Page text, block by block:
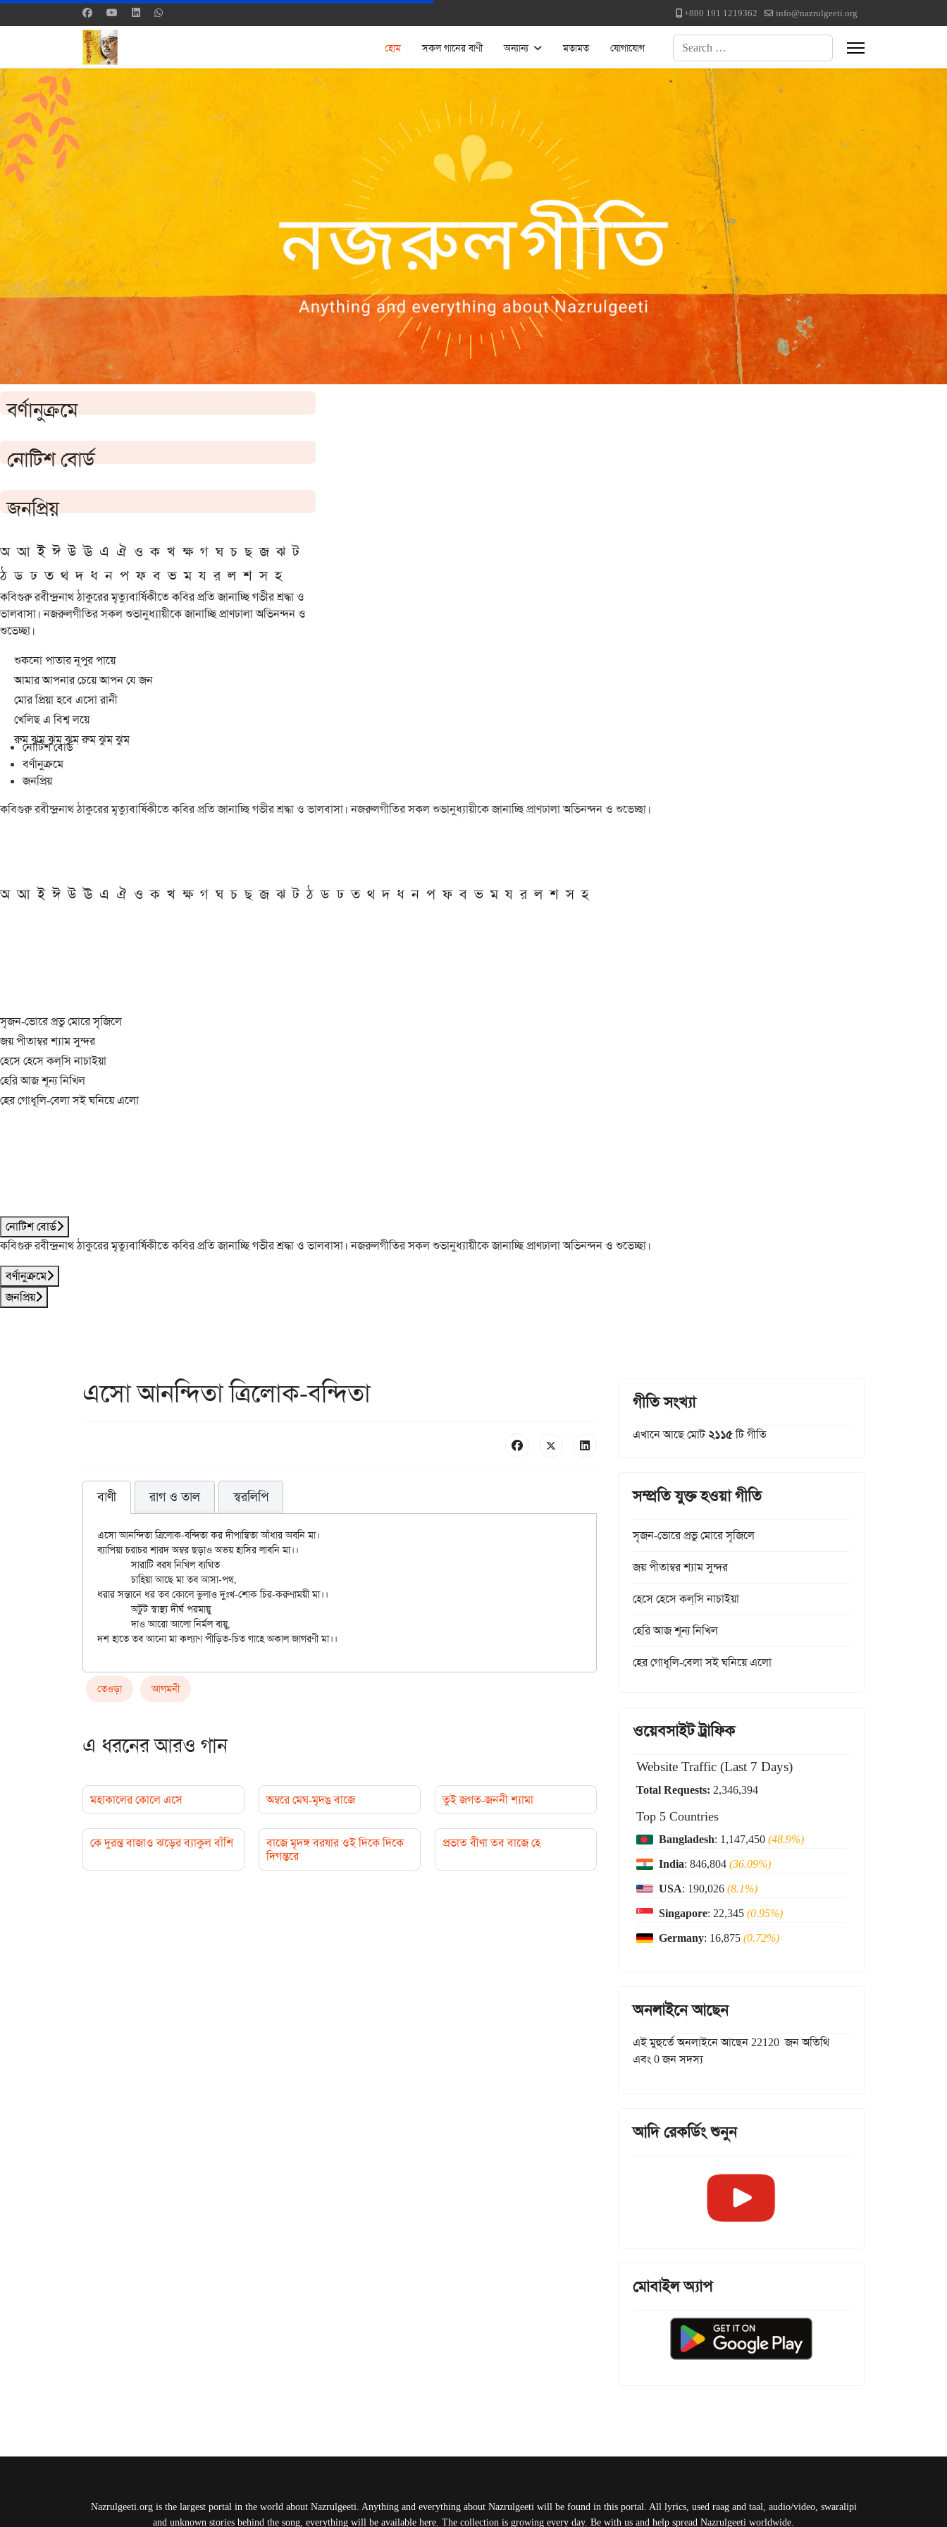
+880 191 1219362 info@nazrulgeeti.org
হোম সকল গানের বাণী অন্যান্য মতামত যোগাযোগ Search
বর্ণানুক্রমে
নোটিশ বোর্ড
জনপ্রিয়
অ আ ই ঈ উ ঊ এ ঐ ও ক খ ক্ষ গ ঘ চ ছ জ ঝ ট
ঠ ড ঢ ত থ দ ধ ন প ফ ব ভ ম য র ল শ স হ
কবিগুরু রবীন্দ্রনাথ ঠাকুরের মৃত্যুবার্ষিকীতে কবির প্রতি জানাচ্ছি গভীর শ্রদ্ধা ও
ভালবাসা। নজরুলগীতির সকল শুভানুধ্যায়ীকে জানাচ্ছি প্রাণঢালা অভিনন্দন ও
শুভেচ্ছা।
শুকনো পাতার নূপুর পায়ে
আমার আপনার চেয়ে আপন যে জন
মোর প্রিয়া হবে এসো রানী
খেলিছ এ বিশ্ব লয়ে
রুম্ ঝুম্ ঝুম্ ঝুম্ রুম্ ঝুম্ ঝুম্
নোটিশ বোর্ড
বর্ণানুক্রমে
জনপ্রিয়
কবিগুরু রবীন্দ্রনাথ ঠাকুরের মৃত্যুবার্ষিকীতে কবির প্রতি জানাচ্ছি গভীর শ্রদ্ধা ও ভালবাসা। নজরুলগীতির সকল শুভানুধ্যায়ীকে জানাচ্ছি প্রাণঢালা অভিনন্দন ও শুভেচ্ছা।
অ আ ই ঈ উ ঊ এ ঐ ও ক খ ক্ষ গ ঘ চ ছ জ ঝ ট ঠ ড ঢ ত থ দ ধ ন প ফ ব ভ ম য র ল শ স হ
সৃজন-ভোরে প্রভু মোরে সৃজিলে
জয় পীতাম্বর শ্যাম সুন্দর
হেসে হেসে কল্‌সি নাচাইয়া
হেরি আজ শূন্য নিখিল
হের গোধূলি-বেলা সই ঘনিয়ে এলো
নোটিশ বোর্ড
কবিগুরু রবীন্দ্রনাথ ঠাকুরের মৃত্যুবার্ষিকীতে কবির প্রতি জানাচ্ছি গভীর শ্রদ্ধা ও ভালবাসা। নজরুলগীতির সকল শুভানুধ্যায়ীকে জানাচ্ছি প্রাণঢালা অভিনন্দন ও শুভেচ্ছা।
বর্ণানুক্রমে
জনপ্রিয়
এসো আনন্দিতা ত্রিলোক-বন্দিতা
বাণী রাগ ও তাল স্বরলিপি
এসো আনন্দিতা ত্রিলোক-বন্দিতা কর দীপান্বিতা আঁধার অবনি মা।
ব্যাপিয়া চরাচর শারদ অম্বর ছড়াও অভয় হাসির লাবনি মা।।
	সারাটি বরষ নিখিল ব্যথিত
	চাহিয়া আছে মা তব আসা-পথ,
ধরার সন্তানে ধর তব কোলে ভুলাও দুঃখ-শোক চির-করুণাময়ী মা।।
	অটুট স্বাস্থ্য দীর্ঘ পরমায়ু
	দাও আরো আলো নির্মল বায়ু,
তেওড়া আগমনী
এ ধরনের আরও গান
মহাকালের কোলে এসে অম্বরে মেঘ-মৃদঙ বাজে তুই জগত-জননী শ্যামা
কে দুরন্ত বাজাও ঝড়ের ব্যাকুল বাঁশি
বাজে মৃদঙ্গ বরষার ওই দিকে দিকে
দিগন্তরে
প্রভাত বীণা তব বাজে হে
গীতি সংখ্যা
এখানে আছে মোট২১১৫টি গীতি
সম্প্রতি যুক্ত হওয়া গীতি
সৃজন-ভোরে প্রভু মোরে সৃজিলে
জয় পীতাম্বর শ্যাম সুন্দর
হেসে হেসে কল্‌সি নাচাইয়া
হেরি আজ শূন্য নিখিল
হের গোধূলি-বেলা সই ঘনিয়ে এলো
ওয়েবসাইট ট্রাফিক
Website Traffic (Last 7 Days)
Total Requests: 2,346,394
Top 5 Countries
Bangladesh: 1,147,450(48.9%)
India: 846,804(36.09%)
USA: 190,026(8.1%)
Singapore: 22,345(0.95%)
Germany: 16,875(0.72%)
অনলাইনে আছেন
এই মুহুর্তে অনলাইনে আছেন 22120 জন অতিথি
এবং 0 জন সদস্য
আদি রেকর্ডিং শুনুন
মোবাইল অ্যাপ
Nazrulgeeti.org is the largest portal in the world about Nazrulgeeti. Anything and everything about Nazrulgeeti will be found in this portal. All lyrics, used raag and taal, audio/video, swaralipi
and unknown stories behind the song, everything will be available here. The collection is growing every day. Be with us and help spread Nazrulgeeti worldwide.